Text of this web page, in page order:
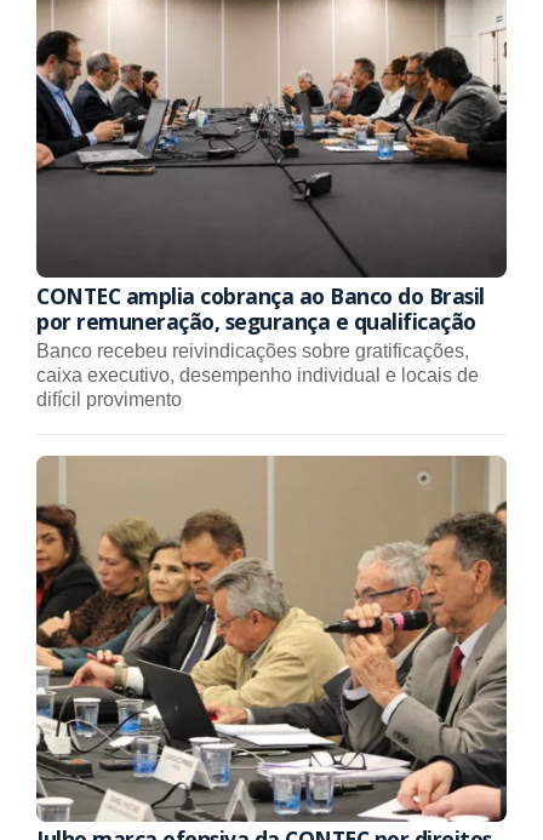
CONTEC amplia cobrança ao Banco do Brasil
por remuneração, segurança e qualificação
Banco recebeu reivindicações sobre gratificações,
caixa executivo, desempenho individual e locais de
difícil provimento